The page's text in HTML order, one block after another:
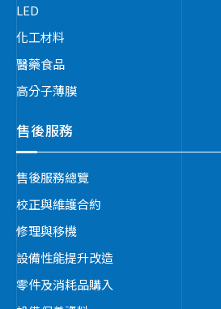
LED
化工材料
醫藥食品
高分子薄膜
售後服務
售後服務總覽
校正與維護合約
修理與移機
設備性能提升改造
零件及消耗品購入